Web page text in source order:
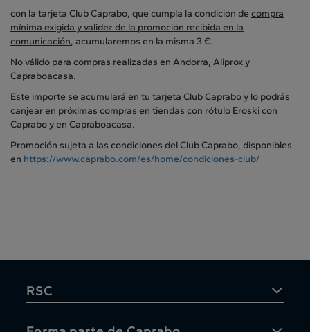
con la tarjeta Club Caprabo, que cumpla la condición de compra
mínima exigida y validez de la promoción recibida en la
comunicación, acumularemos en la misma 3 €.
No válido para compras realizadas en Andorra, Aliprox y
Capraboacasa.
Este importe se acumulará en tu tarjeta Club Caprabo y lo podrás
canjear en próximas compras en tiendas con rótulo Eroski con
Caprabo y en Capraboacasa.
Promoción sujeta a las condiciones del Club Caprabo, disponibles
en https://www.caprabo.com/es/home/condiciones-club/
RSC